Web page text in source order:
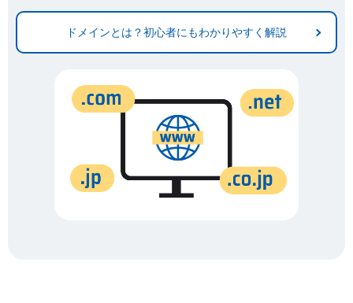
ドメインとは？初心者にもわかりやすく解説